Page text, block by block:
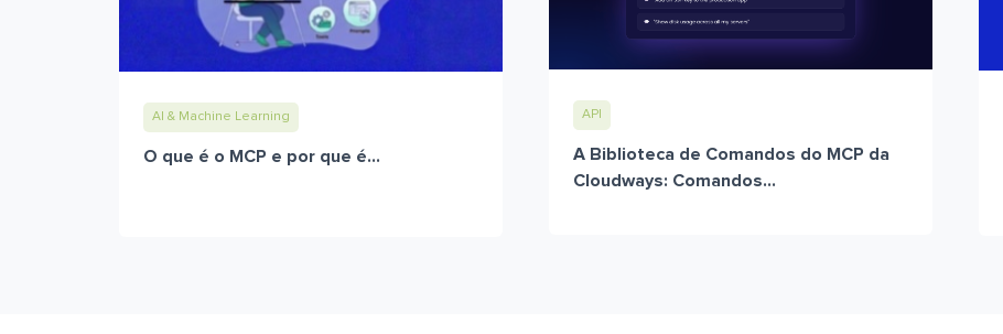
AI & Machine Learning
O que é o MCP e por que é...
API
A Biblioteca de Comandos do MCP da
Cloudways: Comandos...